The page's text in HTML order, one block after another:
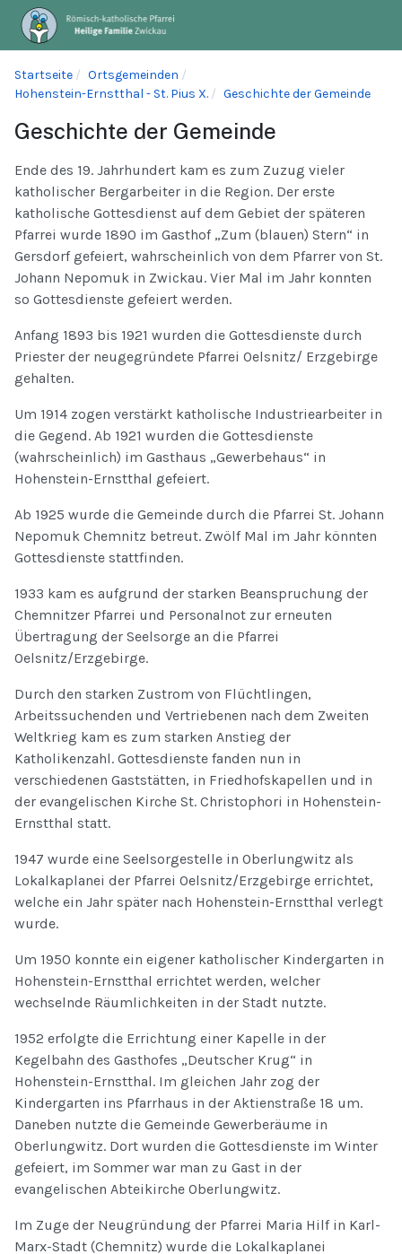
Startseite
Ortsgemeinden
Hohenstein-Ernstthal - St. Pius X.
Geschichte der Gemeinde
Geschichte der Gemeinde
Ende des 19. Jahrhundert kam es zum Zuzug vieler
katholischer Bergarbeiter in die Region. Der erste
katholische Gottesdienst auf dem Gebiet der späteren
Pfarrei wurde 1890 im Gasthof „Zum (blauen) Stern“ in
Gersdorf gefeiert, wahrscheinlich von dem Pfarrer von St.
Johann Nepomuk in Zwickau. Vier Mal im Jahr konnten
so Gottesdienste gefeiert werden.
Anfang 1893 bis 1921 wurden die Gottesdienste durch
Priester der neugegründete Pfarrei Oelsnitz/ Erzgebirge
gehalten.
Um 1914 zogen verstärkt katholische Industriearbeiter in
die Gegend. Ab 1921 wurden die Gottesdienste
(wahrscheinlich) im Gasthaus „Gewerbehaus“ in
Hohenstein-Ernstthal gefeiert.
Ab 1925 wurde die Gemeinde durch die Pfarrei St. Johann
Nepomuk Chemnitz betreut. Zwölf Mal im Jahr könnten
Gottesdienste stattfinden.
1933 kam es aufgrund der starken Beanspruchung der
Chemnitzer Pfarrei und Personalnot zur erneuten
Übertragung der Seelsorge an die Pfarrei
Oelsnitz/Erzgebirge.
Durch den starken Zustrom von Flüchtlingen,
Arbeitssuchenden und Vertriebenen nach dem Zweiten
Weltkrieg kam es zum starken Anstieg der
Katholikenzahl. Gottesdienste fanden nun in
verschiedenen Gaststätten, in Friedhofskapellen und in
der evangelischen Kirche St. Christophori in Hohenstein-
Ernstthal statt.
1947 wurde eine Seelsorgestelle in Oberlungwitz als
Lokalkaplanei der Pfarrei Oelsnitz/Erzgebirge errichtet,
welche ein Jahr später nach Hohenstein-Ernstthal verlegt
wurde.
Um 1950 konnte ein eigener katholischer Kindergarten in
Hohenstein-Ernstthal errichtet werden, welcher
wechselnde Räumlichkeiten in der Stadt nutzte.
1952 erfolgte die Errichtung einer Kapelle in der
Kegelbahn des Gasthofes „Deutscher Krug“ in
Hohenstein-Ernstthal. Im gleichen Jahr zog der
Kindergarten ins Pfarrhaus in der Aktienstraße 18 um.
Daneben nutzte die Gemeinde Gewerberäume in
Oberlungwitz. Dort wurden die Gottesdienste im Winter
gefeiert, im Sommer war man zu Gast in der
evangelischen Abteikirche Oberlungwitz.
Im Zuge der Neugründung der Pfarrei Maria Hilf in Karl-
Marx-Stadt (Chemnitz) wurde die Lokalkaplanei